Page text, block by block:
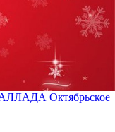
Октябрьское